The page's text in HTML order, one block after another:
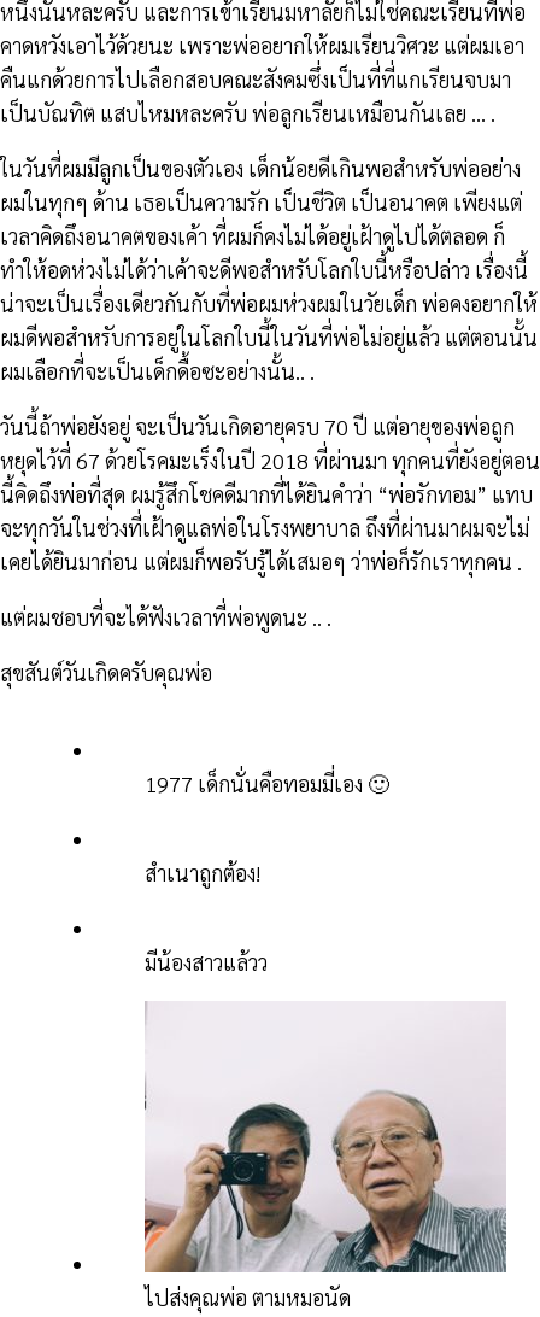
หนึ่งนั่นหละครับ และการเข้าเรียนมหาลัยก็ไม่ใช่คณะเรียนที่พ่อ
คาดหวังเอาไว้ด้วยนะ เพราะพ่ออยากให้ผมเรียนวิศวะ แต่ผมเอา
คืนแกด้วยการไปเลือกสอบคณะสังคมซึ่งเป็นที่ที่แกเรียนจบมา
เป็นบัณทิต แสบไหมหละครับ พ่อลูกเรียนเหมือนกันเลย … .
ในวันที่ผมมีลูกเป็นของตัวเอง เด็กน้อยดีเกินพอสำหรับพ่ออย่าง
ผมในทุกๆ ด้าน เธอเป็นความรัก เป็นชีวิต เป็นอนาคต เพียงแต่
เวลาคิดถึงอนาคตของเค้า ที่ผมก็คงไม่ได้อยู่เฝ้าดูไปได้ตลอด ก็
ทำให้อดห่วงไม่ได้ว่าเค้าจะดีพอสำหรับโลกใบนี้หรือปล่าว เรื่องนี้
น่าจะเป็นเรื่องเดียวกันกับที่พ่อผมห่วงผมในวัยเด็ก พ่อคงอยากให้
ผมดีพอสำหรับการอยู่ในโลกใบนี้ในวันที่พ่อไม่อยู่แล้ว แต่ตอนนั้น
ผมเลือกที่จะเป็นเด็กดื้อซะอย่างนั้น.. .
วันนี้ถ้าพ่อยังอยู่ จะเป็นวันเกิดอายุครบ 70 ปี แต่อายุของพ่อถูก
หยุดไว้ที่ 67 ด้วยโรคมะเร็งในปี 2018 ที่ผ่านมา ทุกคนที่ยังอยู่ตอน
นี้คิดถึงพ่อที่สุด ผมรู้สึกโชคดีมากที่ได้ยินคำว่า “พ่อรักทอม” แทบ
จะทุกวันในช่วงที่เฝ้าดูแลพ่อในโรงพยาบาล ถึงที่ผ่านมาผมจะไม่
เคยได้ยินมาก่อน แต่ผมก็พอรับรู้ได้เสมอๆ ว่าพ่อก็รักเราทุกคน .
แต่ผมชอบที่จะได้ฟังเวลาที่พ่อพูดนะ .. .
สุขสันต์วันเกิดครับคุณพ่อ
1977 เด็กนั่นคือทอมมี่เอง 🙂
สำเนาถูกต้อง!
มีน้องสาวแล้วว
ไปส่งคุณพ่อ ตามหมอนัด